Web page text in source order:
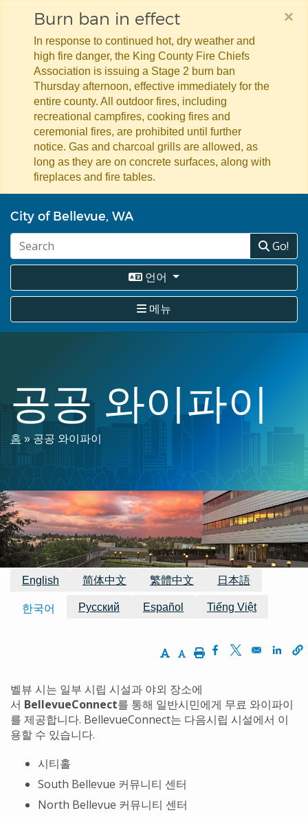
요
츠
건
뛰
Burn ban in effect
In response to continued hot, dry weather and
high fire danger, the King County Fire Chiefs
Association is issuing a Stage 2 burn ban
Thursday afternoon, effective immediately for the
entire county. All outdoor fires, including
recreational campfires, cooking fires and
ceremonial fires, are prohibited until further
notice. Gas and charcoal grills are allowed, as
long as they are on concrete surfaces, along with
fireplaces and fire tables.
×
City of Bellevue, WA
Go!
언어
메뉴
공공 와이파이
이
동
경
로
홈 공공 와이파이
이용 가능한 번역
English 简体中文 繁體中文 日本語
한국어 Русский Español Tiếng Việt
Increase Text Size
Decrease Text Size
PrintOpens in a new
Opens in a
벨뷰 시는 일부 시립 시설과 야외 장소에
서 BellevueConnect를 통해 일반시민에게 무료 와이파이
를 제공합니다. BellevueConnect는 다음시립 시설에서 이
용할 수 있습니다.
시티홀
South Bellevue 커뮤니티 센터
North Bellevue 커뮤니티 센터